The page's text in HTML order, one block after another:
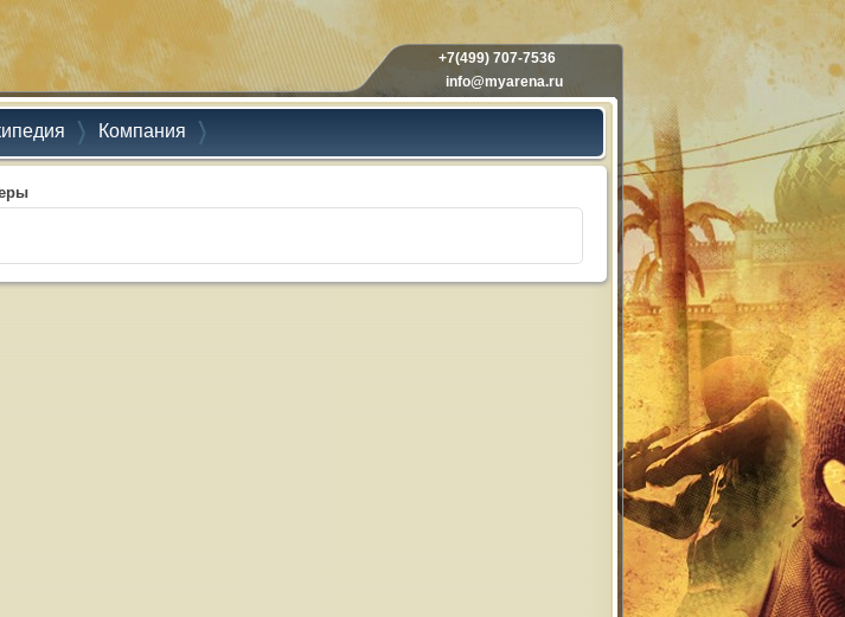
+7(499) 707-7536
info@myarena.ru
Компания